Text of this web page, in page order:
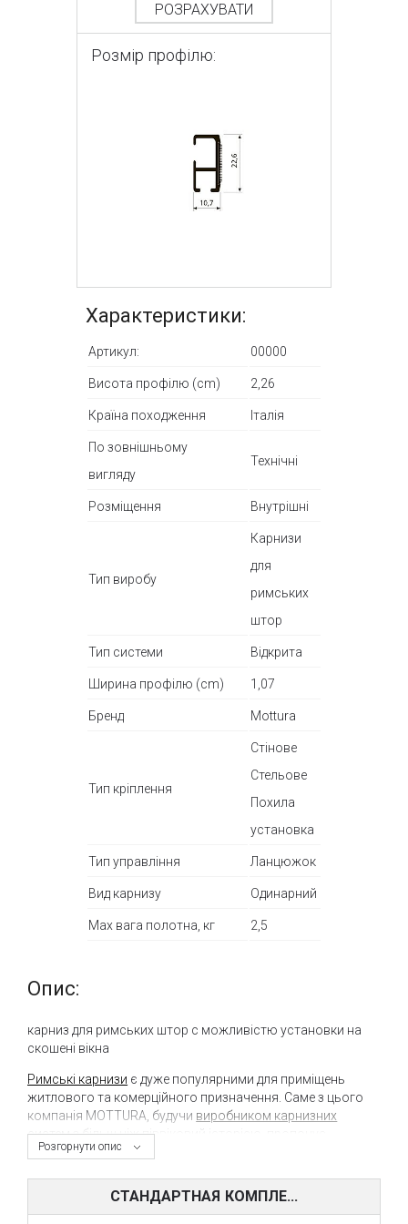
РОЗРАХУВАТИ
Розмір профілю:
Характеристики:
Артикул: 00000
Висота профілю (cm) 2,26
Країна походження Італія
По зовнішньому
вигляду
Технічні
Розміщення Внутрішні
Тип виробу
Карнизи
для
римських
штор
Тип системи Відкрита
Ширина профілю (cm) 1,07
Бренд Mottura
Тип кріплення
Стінове
Стельове
Похила
установка
Тип управління Ланцюжок
Вид карнизу Одинарний
Max вага полотна, кг 2,5
Розгорнути опис
Опис:
карниз для римських штор c можливістю установки на
скошені вікна
Римські карнизи є дуже популярними для приміщень
житлового та комерційного призначення. Саме з цього
компанія MOTTURA, будучи виробником карнизних
системз більш ніж піввіковий історією, пропонує
широкий асортимент карнизів для римських штор з
Так, наприклад, римський карниз Rotary 442 дозволяє
застосовувати римські штори навіть на скошені вікна, що
СТАНДАРТНАЯ КОМПЛЕ...